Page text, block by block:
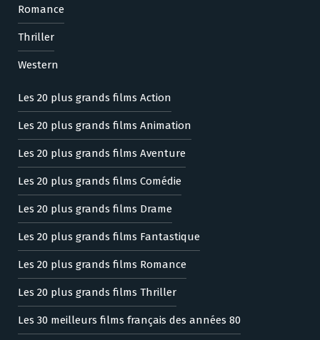
Romance
Thriller
Western
Les 20 plus grands films Action
Les 20 plus grands films Animation
Les 20 plus grands films Aventure
Les 20 plus grands films Comédie
Les 20 plus grands films Drame
Les 20 plus grands films Fantastique
Les 20 plus grands films Romance
Les 20 plus grands films Thriller
Les 30 meilleurs films français des années 80